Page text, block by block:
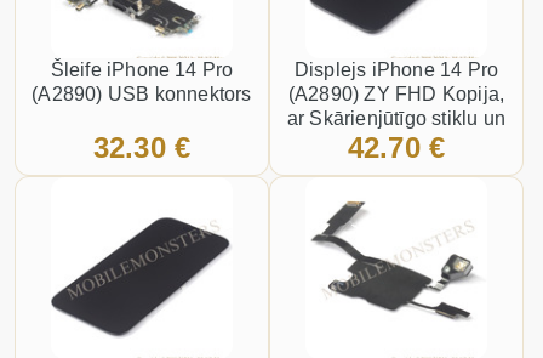
Šleife iPhone 14 Pro
(A2890) USB konnektors
32.30 €
Displejs iPhone 14 Pro
(A2890) ZY FHD Kopija,
ar Skārienjūtīgo stiklu un
apkart ramiti Melns
42.70 €